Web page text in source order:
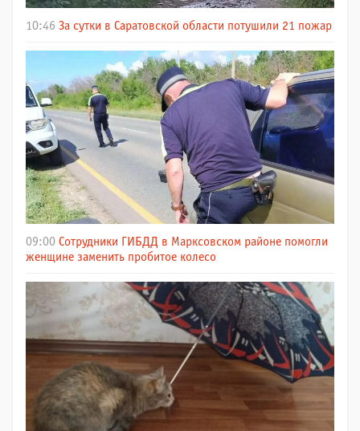
10:46 За сутки в Саратовской области потушили 21 пожар
09:00 Сотрудники ГИБДД в Марксовском районе помогли
женщине заменить пробитое колесо